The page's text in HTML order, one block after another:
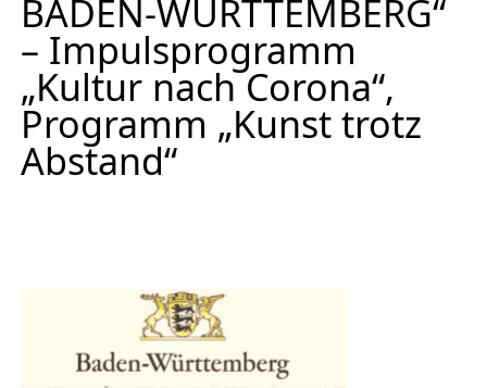
BADEN-WÜRTTEMBERG“
– Impulsprogramm
„Kultur nach Corona“,
Programm „Kunst trotz
Abstand“